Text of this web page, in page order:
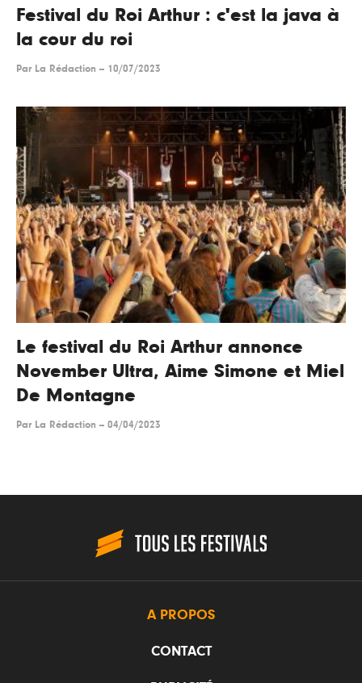
Festival du Roi Arthur : c'est la java à
la cour du roi
Par La Rédaction -- 10/07/2023
Le festival du Roi Arthur annonce
November Ultra, Aime Simone et Miel
De Montagne
Par La Rédaction -- 04/04/2023
A PROPOS
CONTACT